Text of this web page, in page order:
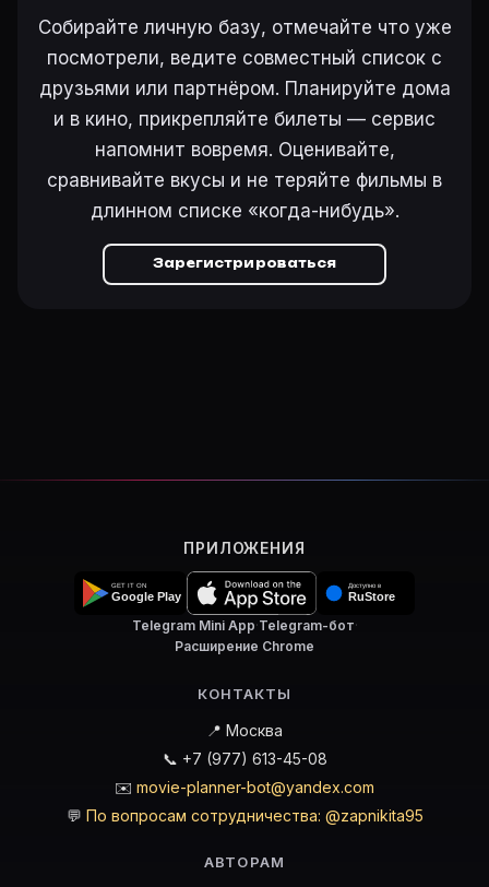
Собирайте личную базу, отмечайте что уже
посмотрели, ведите совместный список с
друзьями или партнёром. Планируйте дома
и в кино, прикрепляйте билеты — сервис
напомнит вовремя. Оценивайте,
сравнивайте вкусы и не теряйте фильмы в
длинном списке «когда-нибудь».
Зарегистрироваться
ПРИЛОЖЕНИЯ
Telegram Mini App·Telegram-бот·
Расширение Chrome
КОНТАКТЫ
📍 Москва
📞 +7 (977) 613-45-08
✉️ movie-planner-bot@yandex.com
💬 По вопросам сотрудничества: @zapnikita95
АВТОРАМ